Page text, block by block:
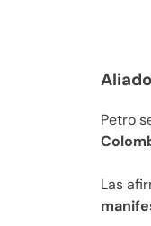
Petro
Las